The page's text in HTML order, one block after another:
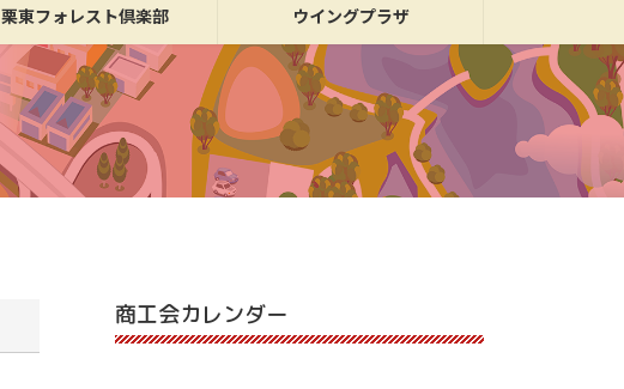
栗東フォレスト倶楽部 ウイングプラザ
商工会カレンダー